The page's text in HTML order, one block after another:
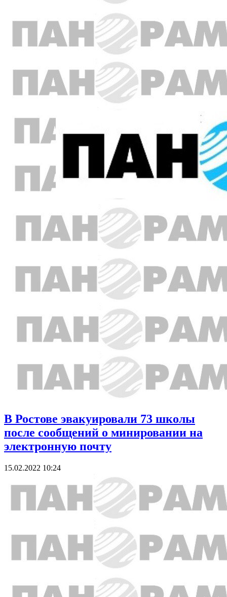
В Ростове эвакуировали 73 школы
после сообщений о минировании на
электронную почту
15.02.2022 10:24